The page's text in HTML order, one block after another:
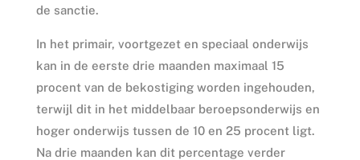
de sanctie.
In het primair, voortgezet en speciaal onderwijs
kan in de eerste drie maanden maximaal 15
procent van de bekostiging worden ingehouden,
terwijl dit in het middelbaar beroepsonderwijs en
hoger onderwijs tussen de 10 en 25 procent ligt.
Na drie maanden kan dit percentage verder